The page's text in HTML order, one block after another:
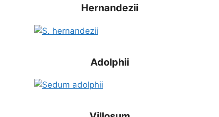
Hernandezii
Adolphii